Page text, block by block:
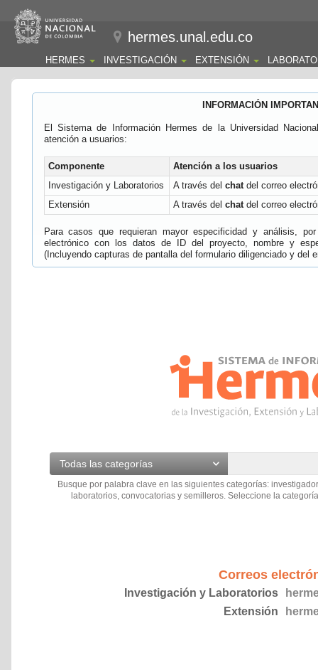
hermes.unal.edu.co
HERMES INVESTIGACIÓN EXTENSIÓN
INFORMACIÓN
El Sistema de Información Hermes de la Universidad
atención a usuarios:
Componente
Atención a los usuarios
Investigación y Laboratorios
A través del chatdel correo
Extensión
A través del chatdel correo
Para casos que requieran mayor especificidad y análisis,
electrónico con los datos de ID del proyecto, nombre y
(Incluyendo capturas de pantalla del formulario diligenciado y del
Todas las categorías
Busque por palabra clave en las siguientes categorías:
laboratorios, convocatorias y semilleros. Seleccione la
Correos
Investigación y Laboratorios
Extensión